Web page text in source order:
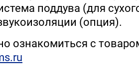
поддува (для
(опция).
ознакомиться с